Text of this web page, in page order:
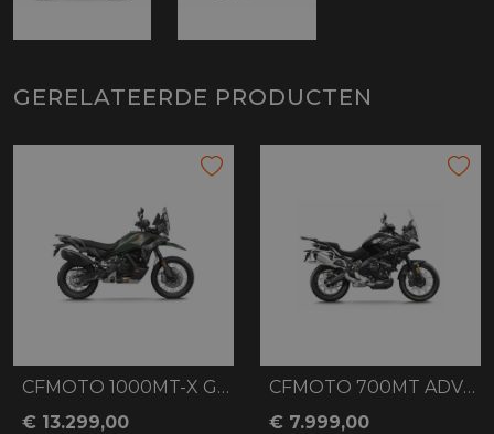
GERELATEERDE PRODUCTEN
CFMOTO 1000MT-X GREEN
€ 13.299,00
CFMOTO 700MT ADVENTURE BLACK
€ 7.999,00